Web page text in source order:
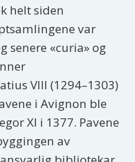
helt siden
var
senere «curia» og
VIII (1294–1303)
i Avignon ble
XI i 1377. Pavene
av